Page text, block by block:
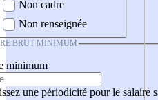
Non cadre
Non renseignée
BRUT MINIMUM
minimum
une périodicité pour le salaire